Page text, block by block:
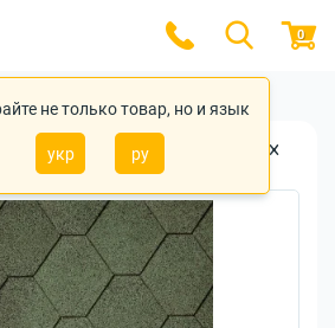
не только товар, но и язык
укр ру
0
IKO Superglass Hex
Amazon Green